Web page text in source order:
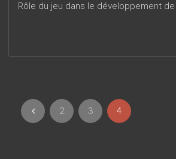
Rôle du jeu dans le développement
2 3 4